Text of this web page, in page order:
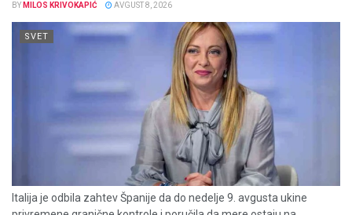
BY MILOS KRIVOKAPIĆ AVGUST 8, 2026
SVET
Italija je odbila zahtev Španije da do nedelje 9. avgusta ukine